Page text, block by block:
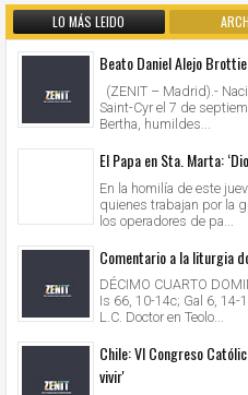
LO MÁS LEIDO
Beato Daniel Alejo
(ZENIT – Madrid).-
Saint-Cyr el 7 de
Bertha, humildes...
El Papa en Sta. Marta:
En la homilía de este
quienes trabajan por la
los operadores de pa...
Comentario a la liturgia
DÉCIMO CUARTO
Is 66, 10-14c; Gal 6, 14-
L.C. Doctor en Teolo...
Chile: VI Congreso
vivir'